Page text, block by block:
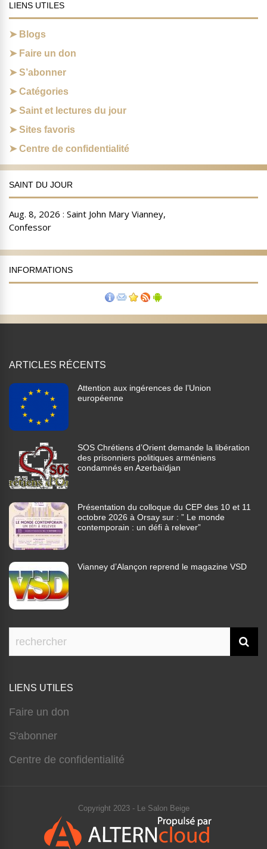
LIENS UTILES
Blogs
Faire un don
S’abonner
Catégories
Saint et lectures du jour
Sites favoris
Centre de confidentialité
SAINT DU JOUR
INFORMATIONS
ARTICLES RÉCENTS
Attention aux ingérences de l’Union
européenne
SOS Chrétiens d’Orient demande la libération
des prisonniers politiques arméniens
condamnés en Azerbaïdjan
Présentation du colloque du CEP des 10 et 11
octobre 2026 à Orsay sur : ” Le monde
contemporain : un défi à relever”
Vianney d’Alançon reprend le magazine VSD
LIENS UTILES
Faire un don
S'abonner
Centre de confidentialité
Copyright 2023 - Le Salon Beige